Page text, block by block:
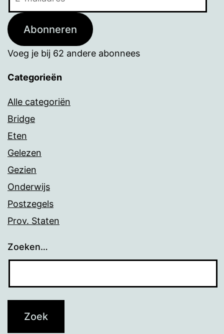
Abonneren
Voeg je bij 62 andere abonnees
Categorieën
Alle categoriën
Bridge
Eten
Gelezen
Gezien
Onderwijs
Postzegels
Prov. Staten
Zoeken…